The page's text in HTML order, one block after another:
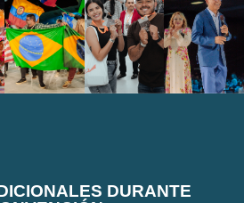
DURANTE